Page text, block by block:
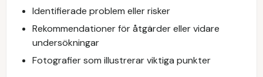
Identifierade problem eller risker
Rekommendationer för åtgärder eller vidare
undersökningar
Fotografier som illustrerar viktiga punkter